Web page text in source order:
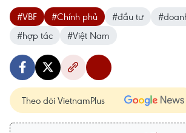
#VBF #Chính phủ #đầu tư
#hợp tác
#Việt Nam
Theo dõi VietnamPlus